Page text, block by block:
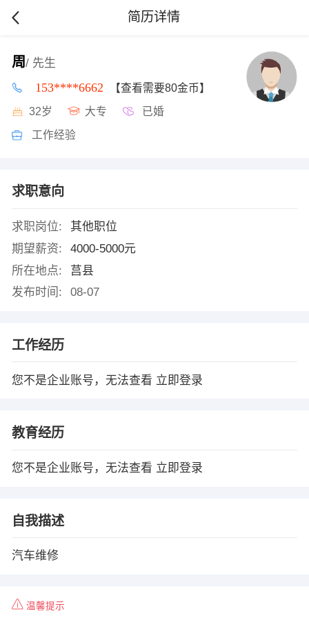
简历详情
周/ 先生
153****6662 【查看需要80金币】
32岁 大专 已婚
工作经验
求职意向
求职岗位:
其他职位
期望薪资:
4000-5000元
所在地点:
莒县
发布时间:
08-07
工作经历
您不是企业账号，无法查看 立即登录
教育经历
您不是企业账号，无法查看 立即登录
自我描述
汽车维修
温馨提示